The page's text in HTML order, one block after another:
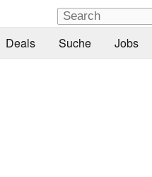
Deals Suche Jobs